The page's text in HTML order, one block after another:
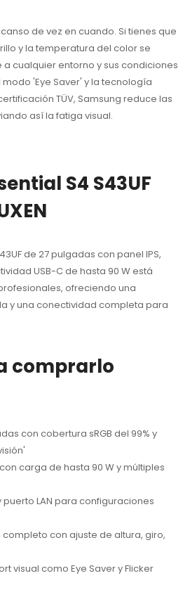
de vez en cuando. Si tienes que
y la temperatura del color se
cualquier entorno y sus condiciones
'Eye Saver' y la tecnología
TÜV, Samsung reduce las
así la fatiga visual.
S4 S43UF
de 27 pulgadas con panel IPS,
USB-C de hasta 90 W está
ofreciendo una
y una conectividad completa para
comprarlo
con cobertura sRGB del 99% y
carga de hasta 90 W y múltiples
puerto LAN para configuraciones
con ajuste de altura, giro,
visual como Eye Saver y Flicker